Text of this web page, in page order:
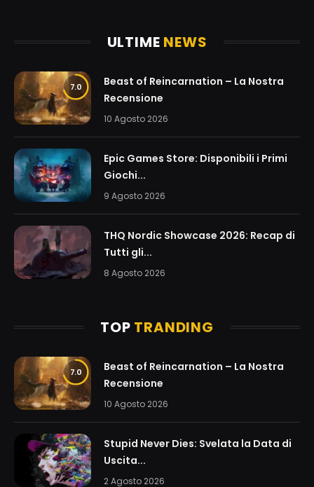
ULTIME NEWS
7.0
Beast of Reincarnation – La Nostra
Recensione
10 Agosto 2026
Epic Games Store: Disponibili i Primi
Giochi...
9 Agosto 2026
THQ Nordic Showcase 2026: Recap di
Tutti gli...
8 Agosto 2026
TOP TRANDING
7.0
Beast of Reincarnation – La Nostra
Recensione
10 Agosto 2026
Stupid Never Dies: Svelata la Data di
Uscita...
2 Agosto 2026